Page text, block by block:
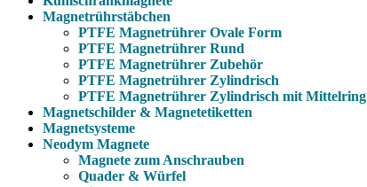
Magnetrührstäbchen
PTFE Magnetrührer Ovale Form
PTFE Magnetrührer Rund
PTFE Magnetrührer Zubehör
PTFE Magnetrührer Zylindrisch
PTFE Magnetrührer Zylindrisch mit Mittelring
Magnetschilder & Magnetetiketten
Magnetsysteme
Neodym Magnete
Magnete zum Anschrauben
Quader & Würfel